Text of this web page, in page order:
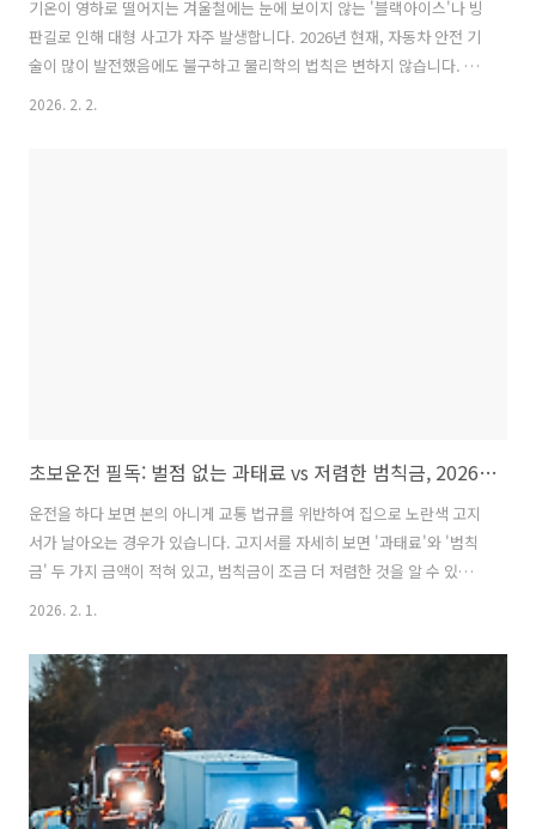
기온이 영하로 떨어지는 겨울철에는 눈에 보이지 않는 '블랙아이스'나 빙
판길로 인해 대형 사고가 자주 발생합니다. 2026년 현재, 자동차 안전 기
술이 많이 발전했음에도 불구하고 물리학의 법칙은 변하지 않습니다. 오
늘은 드라이빙 전문 스쿨에서 가르치는 핵심 비결인 '시선 처리'와 '조작
2026. 2. 2.
초보운전 필독: 벌점 없는 과태료 vs 저렴한 범칙금, 2026년 자동차 보험료 할증 피하는 법
운전을 하다 보면 본의 아니게 교통 법규를 위반하여 집으로 노란색 고지
서가 날아오는 경우가 있습니다. 고지서를 자세히 보면 '과태료'와 '범칙
금' 두 가지 금액이 적혀 있고, 범칙금이 조금 더 저렴한 것을 알 수 있습
니다. 이때 "돈을 아끼려면 범칙금을 내는 게 이득이네!"라고 생각하기
이 둘의 차이와 왜 비싼 과태료를 내는 것이 나중에 돈을 더 아끼는 길인
지 자세히 알아보겠습니다.초보운전 필독: 벌점 없는 과태료 vs 저렴한
범칙금, 2026년 자동차 보험료 할증 피하는 법과태료는 '자동차'에게, 범
칙금은 '운전자'에게가장 쉬운 구분 방법은 '누가 잘못했느냐'를 따지는
것입니다. 과태료는 무인 단속 카메라처럼 '기계'가 단속했을 때 ..
2026. 2. 1.